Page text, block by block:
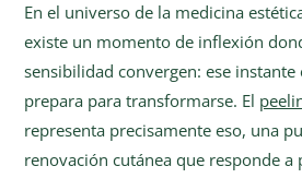
En el universo de la medicina
existe un momento de inflexión
sensibilidad convergen: ese instante
prepara para transformarse. El
representa precisamente eso, una
renovación cutánea que responde a